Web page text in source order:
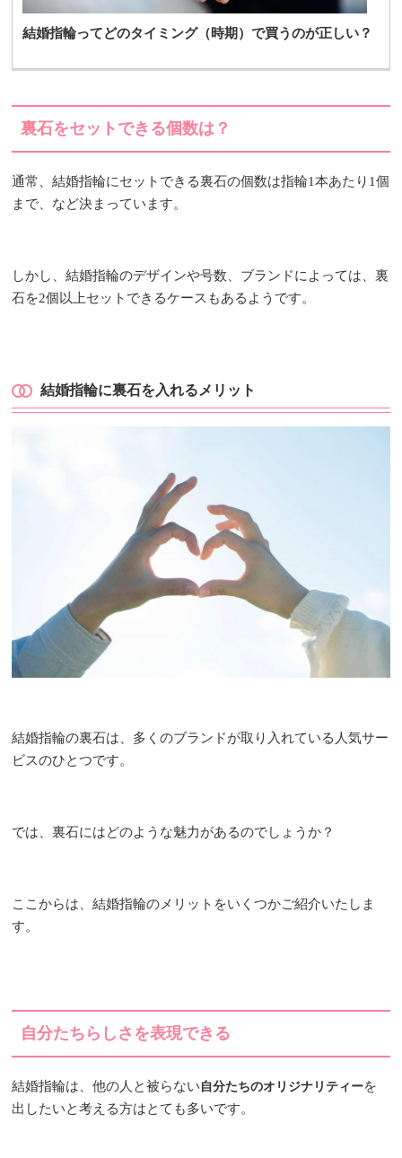
結婚指輪ってどのタイミング（時期）で買うのが正しい？
裏石をセットできる個数は？
通常、結婚指輪にセットできる裏石の個数は指輪1本あたり1個
まで、など決まっています。
しかし、結婚指輪のデザインや号数、ブランドによっては、裏
石を2個以上セットできるケースもあるようです。
結婚指輪に裏石を入れるメリット
結婚指輪の裏石は、多くのブランドが取り入れている人気サー
ビスのひとつです。
では、裏石にはどのような魅力があるのでしょうか？
ここからは、結婚指輪のメリットをいくつかご紹介いたしま
す。
自分たちらしさを表現できる
結婚指輪は、他の人と被らない 自分たちのオリジナリティーを
出したいと考える方はとても多いです。